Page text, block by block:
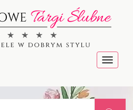
Menu